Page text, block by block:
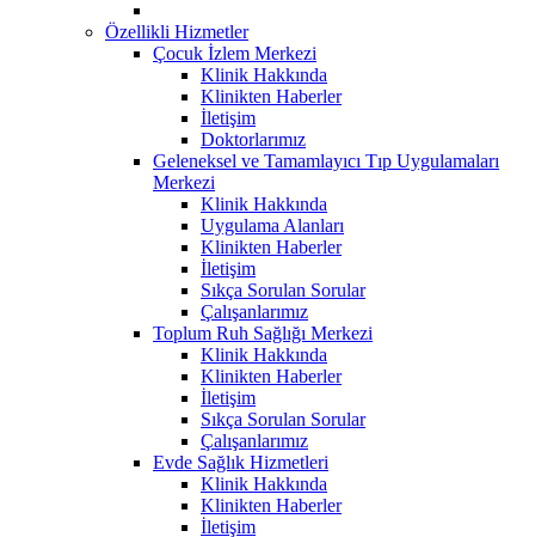
Özellikli Hizmetler
Çocuk İzlem Merkezi
Klinik Hakkında
Klinikten Haberler
İletişim
Doktorlarımız
Geleneksel ve Tamamlayıcı Tıp Uygulamaları
Merkezi
Klinik Hakkında
Uygulama Alanları
Klinikten Haberler
İletişim
Sıkça Sorulan Sorular
Çalışanlarımız
Toplum Ruh Sağlığı Merkezi
Klinik Hakkında
Klinikten Haberler
İletişim
Sıkça Sorulan Sorular
Çalışanlarımız
Evde Sağlık Hizmetleri
Klinik Hakkında
Klinikten Haberler
İletişim